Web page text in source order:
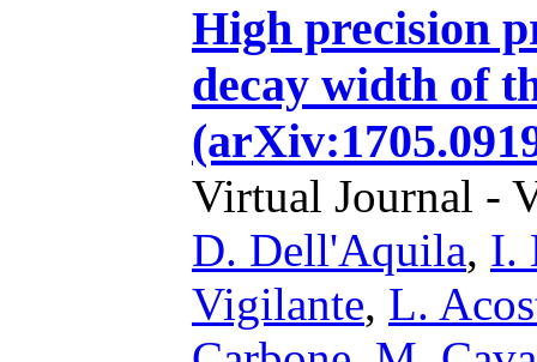
High precision
decay width of
Virtual Journal -
D. Dell'Aquila, I.
Vigilante, L.